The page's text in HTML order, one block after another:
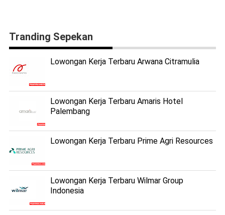
Tranding Sepekan
Lowongan Kerja Terbaru Arwana Citramulia
Lowongan Kerja Terbaru Amaris Hotel
Palembang
Lowongan Kerja Terbaru Prime Agri Resources
Lowongan Kerja Terbaru Wilmar Group
Indonesia